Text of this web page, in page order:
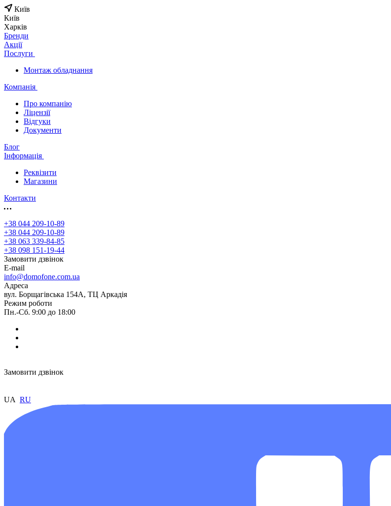
Київ
Київ
Харків
Бренди
Акції
Послуги
Монтаж обладнання
Компанія
Про компанію
Ліцензії
Відгуки
Документи
Блог
Інформація
Реквізити
Магазини
Контакти
+38 044 209-10-89
+38 044 209-10-89
+38 063 339-84-85
+38 098 151-19-44
Замовити дзвінок
E-mail
info@domofone.com.ua
Адреса
вул. Борщагівська 154А, ТЦ Аркадія
Режим роботи
Пн.-Сб. 9:00 до 18:00
Замовити дзвінок
UA RU